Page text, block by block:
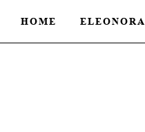
HOME ELEONORA